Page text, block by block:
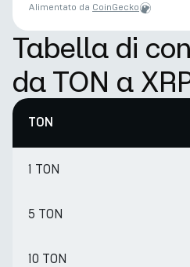
Alimentato da CoinGecko
Tabella di
da TON a
TON
1 TON
5 TON
10 TON